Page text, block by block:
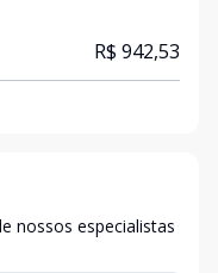
R$ 942,53
nossos especialistas